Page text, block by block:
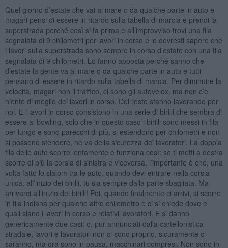
Quel giorno d’estate che vai al mare o da qualche parte in auto e
magari pensi di essere in ritardo sulla tabella di marcia e prendi la
superstrada perché così si fa prima e all’improvviso trovi una fila
segnalata di 9 chilometri per lavori in corso e lo dovresti sapere che
i lavori sulla superstrada sono sempre in corso d’estate con una fila
segnalata di 9 chilometri. Lo fanno apposta perché sanno che
d’estate la gente va al mare o da qualche parte in auto e tutti
pensano di essere in ritardo sulla tabella di marcia. Per diminuire la
velocità, magari non il traffico, ci sono gli autovelox, ma non c’è
niente di meglio dei lavori in corso. Del resto stanno lavorando per
noi. E i lavori in corso consistono in una serie di birilli che sembra di
essere al bowling, solo che in questo caso i birilli sono messi in fila
per lungo e sono parecchi di più, si estendono per chilometri e non
si possono stendere, ne va della sicurezza dei lavoratori. La doppia
fila delle auto scorre lentamente e funziona così: se ti metti a destra
scorre di più la corsia di sinistra e viceversa, l’importante è che, una
volta fatto lo slalom tra le auto, quando devi entrare nella corsia
unica, all’inizio dei birilli, tu sia sempre dalla parte sbagliata. Ma
arrivarci all’inizio dei birilli! Poi, quando finalmente ci arrivi, si scorre
in fila indiana per qualche altro chilometro e ci si chiede dove e
quali siano i lavori in corso e relativi lavoratori. E si danno
genericamente due casi: o, pur annunciati dalla cartellonistica
stradale, lavori e lavoratori non ci sono proprio, sicuramente ci
saranno, ma ora sono in pausa, macchinari compresi. Non sono in